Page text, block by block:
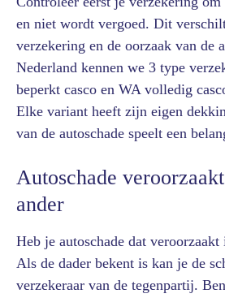
en niet wordt vergoed. Dit
verzekering en de oorzaak van de
Nederland kennen we 3 type
beperkt casco en WA volledig
Elke variant heeft zijn eigen
van de autoschade speelt een
Autoschade
ander
Heb je autoschade dat veroorzaakt
Als de dader bekent is kan je de
verzekeraar van de tegenpartij.